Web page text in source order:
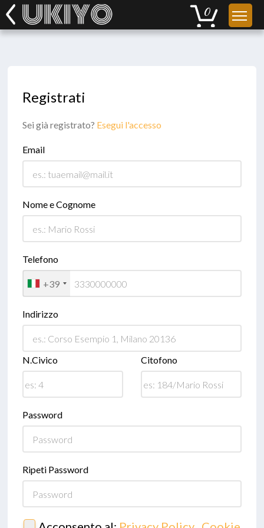
Registrati
Sei già registrato? Esegui l'accesso
Email
Nome e Cognome
Telefono
+39
Indirizzo
N.Civico Citofono
Password
Ripeti Password